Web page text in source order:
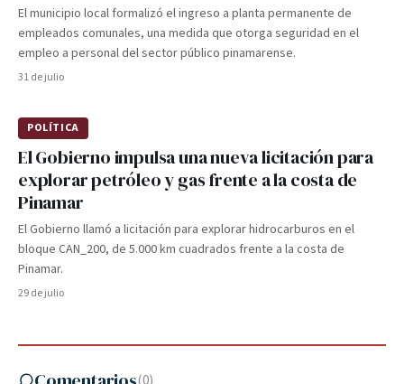
El municipio local formalizó el ingreso a planta permanente de
empleados comunales, una medida que otorga seguridad en el
empleo a personal del sector público pinamarense.
31 de julio
POLÍTICA
El Gobierno impulsa una nueva licitación para
explorar petróleo y gas frente a la costa de
Pinamar
El Gobierno llamó a licitación para explorar hidrocarburos en el
bloque CAN_200, de 5.000 km cuadrados frente a la costa de
Pinamar.
29 de julio